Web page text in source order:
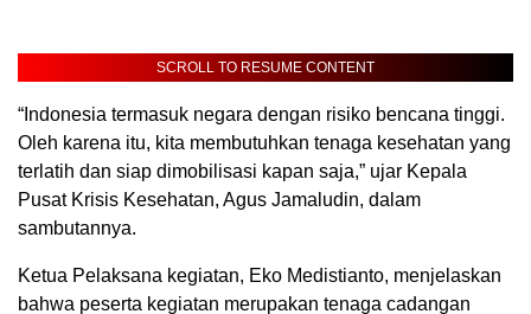
SCROLL TO RESUME CONTENT
“Indonesia termasuk negara dengan risiko bencana tinggi.
Oleh karena itu, kita membutuhkan tenaga kesehatan yang
terlatih dan siap dimobilisasi kapan saja,” ujar Kepala
Pusat Krisis Kesehatan, Agus Jamaludin, dalam
sambutannya.
Ketua Pelaksana kegiatan, Eko Medistianto, menjelaskan
bahwa peserta kegiatan merupakan tenaga cadangan